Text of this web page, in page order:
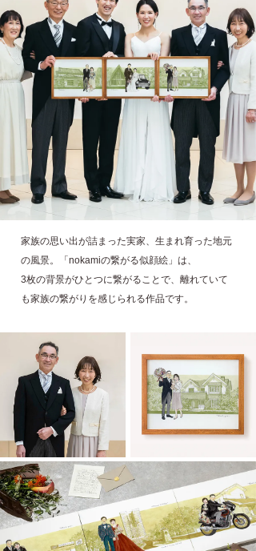
家族の思い出が詰まった実家、生まれ育った地元
の風景。「nokamiの繋がる似顔絵」は、
3枚の背景がひとつに繋がることで、離れていて
も家族の繋がりを感じられる作品です。